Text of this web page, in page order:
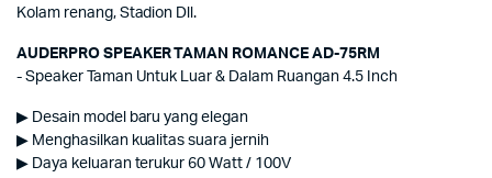
Kolam renang, Stadion Dll.
AUDERPRO SPEAKER TAMAN ROMANCE AD-75RM
- Speaker Taman Untuk Luar & Dalam Ruangan 4.5 Inch
▶ Desain model baru yang elegan
▶ Menghasilkan kualitas suara jernih
▶ Daya keluaran terukur 60 Watt / 100V